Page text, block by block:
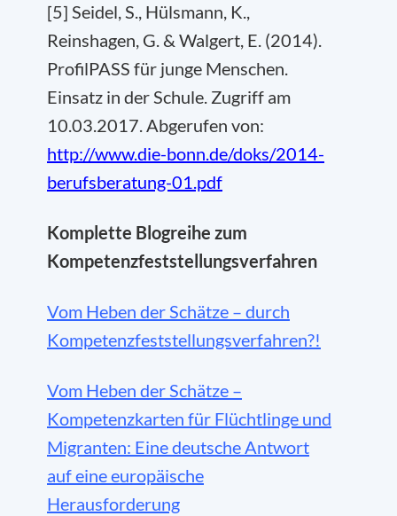
[5] Seidel, S., Hülsmann, K.,
Reinshagen, G. & Walgert, E. (2014).
ProfilPASS für junge Menschen.
Einsatz in der Schule. Zugriff am
10.03.2017. Abgerufen von:
http://www.die-bonn.de/doks/2014-
berufsberatung-01.pdf
Komplette Blogreihe zum
Kompetenzfeststellungsverfahren
Vom Heben der Schätze – durch
Kompetenzfeststellungsverfahren?!
Vom Heben der Schätze –
Kompetenzkarten für Flüchtlinge und
Migranten: Eine deutsche Antwort
auf eine europäische
Herausforderung